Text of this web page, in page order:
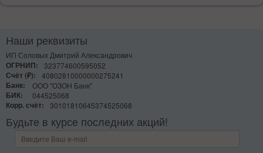
Наши реквизиты
ИП Соловых Дмитрий Александрович
ОГРНИП:
323774600595052
Счёт (₽):
40802810000000275241
Банк:
ООО "ОЗОН Банк"
БИК:
044525068
Корр. счёт:
30101810645374525068
Будьте в курсе последних акций!